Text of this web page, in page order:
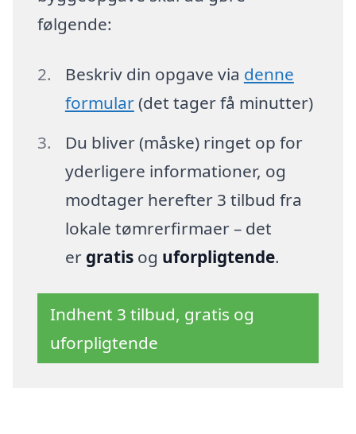
følgende:
Beskriv din opgave via denne
formular(det tager få minutter)
Du bliver (måske) ringet op for
yderligere informationer, og
modtager herefter 3 tilbud fra
lokale tømrerfirmaer – det
er gratisog uforpligtende.
Indhent 3 tilbud, gratis og
uforpligtende